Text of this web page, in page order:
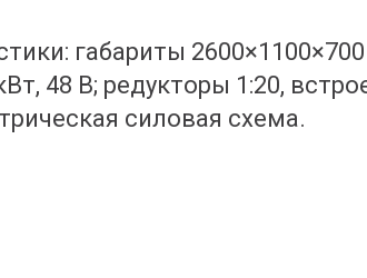
габариты
48 В; редукторы 1:20,
силовая схема.